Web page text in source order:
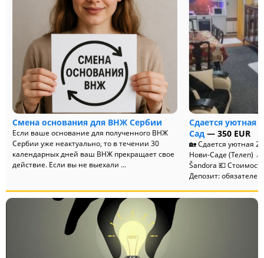
Смена основания для ВНЖ Сербии
Если ваше основание для полученного ВНЖ
Сербии уже неактуально, то в течении 30
календарных дней ваш ВНЖ прекращает свое
действие. Если вы не выехали ...
Сдается уютная
Сад— 350 EUR
🏡 Сдается уютная
Нови-Саде (Телеп)
Šandora 💶
Депозит: обязателе...